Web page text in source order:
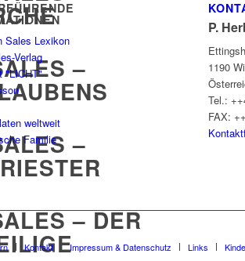
–
–
– DER
Sales Lexikon
Verlag
"LICHT"
weltweit
Familie
P.
1190
Tel.:
FAX:
Kontakt Impressum & Datenschutz Links